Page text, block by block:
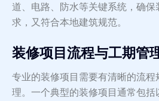
道、电路、防水等关键系统，确
求，又符合本地建筑规范。
装修项目流程与工期管
专业的装修项目需要有清晰的流
理。一个典型的装修项目通常包括